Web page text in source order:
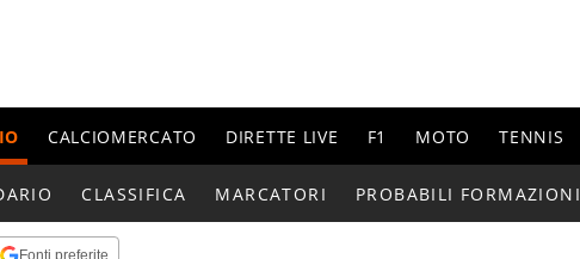
CALCIOMERCATO DIRETTE LIVE F1 MOTO TENNIS
CLASSIFICA MARCATORI PROBABILI FORMAZIONI
Fonti preferite